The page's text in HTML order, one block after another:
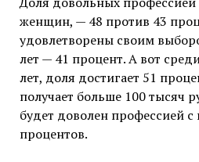
женщин, — 48 против 43
удовлетворены своим
лет — 41 процент. А вот
лет, доля достигает 51
получает больше 100 тысяч
будет доволен профессией с
процентов.